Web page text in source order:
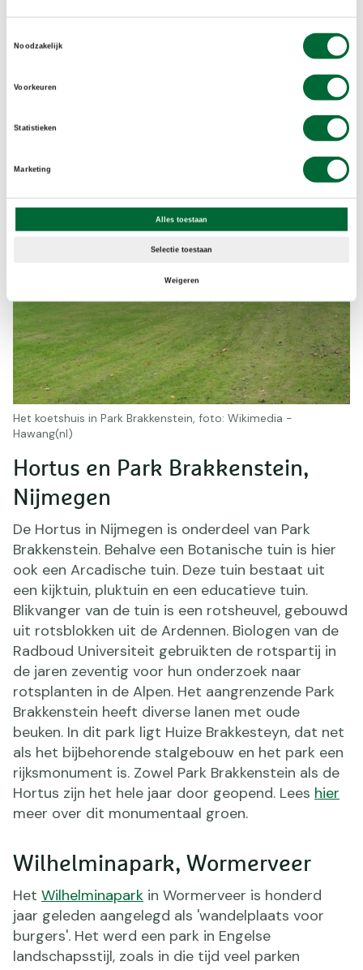
Noodzakelijk
Voorkeuren
Statistieken
Marketing
Alles toestaan
Selectie toestaan
Weigeren
Landgoed Kraaybeekerhof bij Driebergen is een
groot landgoed met tuinen, een kwekerij en een
studiecentrum. Er bevindt zich onder meer een
bijentuin en een ijskelder op het terrein. Over het
landgoed loopt het
Hortus en Park Brakkenstein,
Nijmegen
De Hortus in Nijmegen is onderdeel van Park
Brakkenstein. Behalve een Botanische tuin is hier
ook een Arcadische tuin. Deze tuin bestaat uit
een kijktuin, pluktuin en een educatieve tuin.
Blikvanger van de tuin is een rotsheuvel, gebouwd
uit rotsblokken uit de Ardennen. Biologen van de
Radboud Universiteit gebruikten de rotspartij in
de jaren zeventig voor hun onderzoek naar
rotsplanten in de Alpen. Het aangrenzende Park
Brakkenstein heeft diverse lanen met oude
beuken. In dit park ligt Huize Brakkesteyn, dat net
als het bijbehorende stalgebouw en het park een
rijksmonument is. Zowel Park Brakkenstein als de
Hortus zijn het hele jaar door geopend. Lees hier
meer over dit monumentaal groen.
Het koetshuis in Park Brakkenstein, foto: Wikimedia -
Hawang(nl)
Wilhelminapark, Wormerveer
Het Wilhelminapark in Wormerveer is honderd
jaar geleden aangelegd als 'wandelplaats voor
burgers'. Het werd een park in Engelse
landschapsstijl, zoals in die tijd veel parken